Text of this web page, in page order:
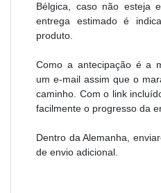
Bélgica, caso não esteja
entrega estimado é
produto.
Como a antecipação é a
um e-mail assim que o
caminho. Com o link
facilmente o progresso da
Dentro da Alemanha,
de envio adicional.